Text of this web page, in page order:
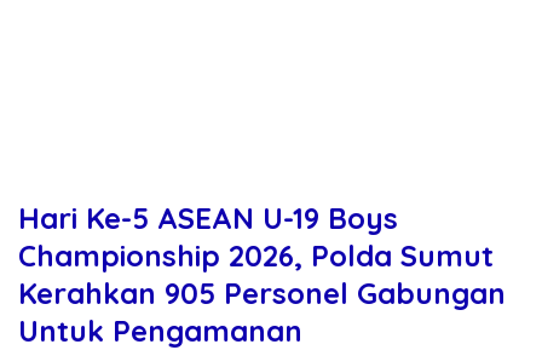
Hari Ke-5 ASEAN U-19 Boys
Championship 2026, Polda Sumut
Kerahkan 905 Personel Gabungan
Untuk Pengamanan